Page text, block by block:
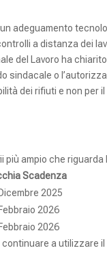
adeguamento
a distanza dei
del Lavoro ha
sindacale o
dei rifiuti e non per
più ampio che
Scadenza
2025
2026
2026
a utilizzare